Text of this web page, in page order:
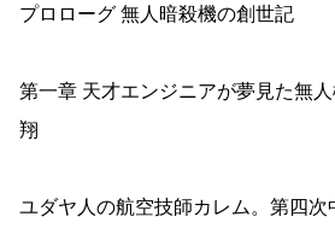
プロローグ 無人暗殺機の創世記
第一章 天才エンジニアが夢見た無
翔
ユダヤ人の航空技師カレム。第四次